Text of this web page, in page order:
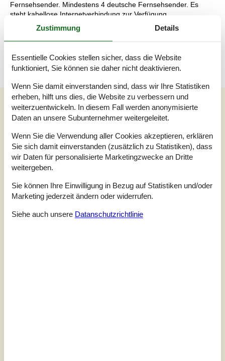
Fernsehsender. Mindestens 4 deutsche Fernsehsender. Es
steht kabellose Internetverbindung zur Verfügung.
Wissenswertes
Keine Vermietung an Jugendgruppen, in denen alle 15-25 Jahre
Unsere Gästebewertungen
Unsere GästebewertungenExterne Bewertungen
4,3 Bezogen auf 3Bewertungen
5
4
2
Zustimmung Details
Essentielle Cookies stellen sicher, dass die Website
funktioniert, Sie können sie daher nicht deaktivieren.
Wenn Sie damit einverstanden sind, dass wir Ihre Statistiken
erheben, hilft uns dies, die Website zu verbessern und
weiterzuentwickeln. In diesem Fall werden anonymisierte
Daten an unsere Subunternehmer weitergeleitet.
Wenn Sie die Verwendung aller Cookies akzeptieren, erklären
Sie sich damit einverstanden (zusätzlich zu Statistiken), dass
wir Daten für personalisierte Marketingzwecke an Dritte
weitergeben.
Sie können Ihre Einwilligung in Bezug auf Statistiken und/oder
Marketing jederzeit ändern oder widerrufen.
Siehe auch unsere Datanschutzrichtlinie